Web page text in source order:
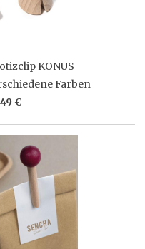
KONUS
Farben
€